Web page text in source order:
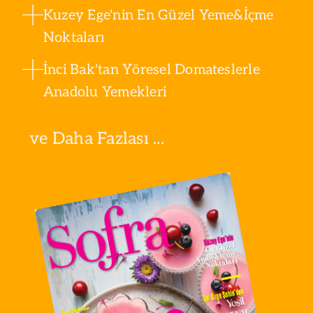
Kuzey Ege'nin En Güzel Yeme&İçme
Noktaları
İnci Bak'tan Yöresel Domateslerle
Anadolu Yemekleri
ve Daha Fazlası ...